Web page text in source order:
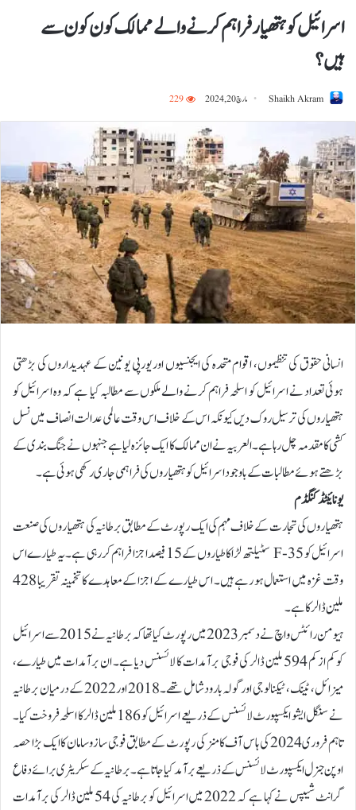
اسرائیل کو ہتھیار فراہم کرنے والے ممالک کون کون سے
ہیں؟
Shaikh Akram مارچ 20, 2024 229
انسانی حقوق کی تنظیموں، اقوام متحدہ کی ایجنسیوں اور یورپی یونین کے عہدیداروں کی بڑھتی
ہوئی تعداد نے اسرائیل کو اسلحہ فراہم کرنے والے ملکوں سے مطالبہ کیا ہے کہ وہ اسرائیل کو
ہتھیاروں کی ترسیل روک دیں کیونکہ اس کے خلاف اس وقت عالمی عدالت انصاف میں نسل
کشی کا مقدمہ چل رہا ہے۔العربیہ نے ان ممالک کا ایک جائزہ لیا ہے جنہوں نے جنگ بندی کے
بڑھتے ہوئے مطالبات کے باوجود اسرائیل کو ہتھیاروں کی فراہمی جاری رکھی ہوئی ہے۔
یونائیٹڈ کنگڈم
ہتھیاروں کی تجارت کے خلاف مہم کی ایک رپورٹ کے مطابق برطانیہ کی ہتھیاروں کی صنعت
اسرائیل کو F-35 سٹیلتھ لڑاکا طیاروں کے 15 فیصد اجزا فراہم کررہی ہے۔ یہ طیارے اس
وقت غزہ میں استعمال ہو رہے ہیں۔ اس طیارے کے اجزا کے معاہدے کا تخمینہ تقریبا 428
ملین ڈالر کا ہے۔
ہیومن رائٹس واچ نے دسمبر 2023 میں رپورٹ کیا تھا کہ برطانیہ نے 2015 سے اسرائیل
کو کم از کم 594 ملین ڈالر کی فوجی برآمدات کا لائسنس دیا ہے۔ ان برآمدات میں طیارے،
میزائل، ٹینک، ٹیکنالوجی اور گولہ بارود شامل تھے۔2018 اور 2022 کے درمیان برطانیہ
نے سنگل ایشو ایکسپورٹ لائسنس کے ذریعے اسرائیل کو 186 ملین ڈالر کا اسلحہ فروخت کیا۔
تاہم فروری 2024 کی ہاس آف کامنز کی رپورٹ کے مطابق فوجی سازوسامان کا ایک بڑا حصہ
اوپن جنرل ایکسپورٹ لائسنس کے ذریعے برآمد کیا جاتا ہے۔ برطانیہ کے سکریٹری برائے دفاع
گرانٹ شیپس نے کہا ہے کہ 2022 میں اسرائیل کو برطانیہ کی 54 ملین ڈالر کی برآمدات